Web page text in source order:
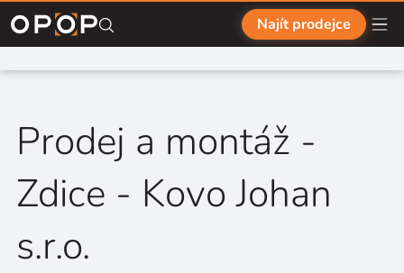
Přejít na hlavní obsah
Najít prodejce
Prodej a montáž -
Zdice - Kovo Johan
s.r.o.